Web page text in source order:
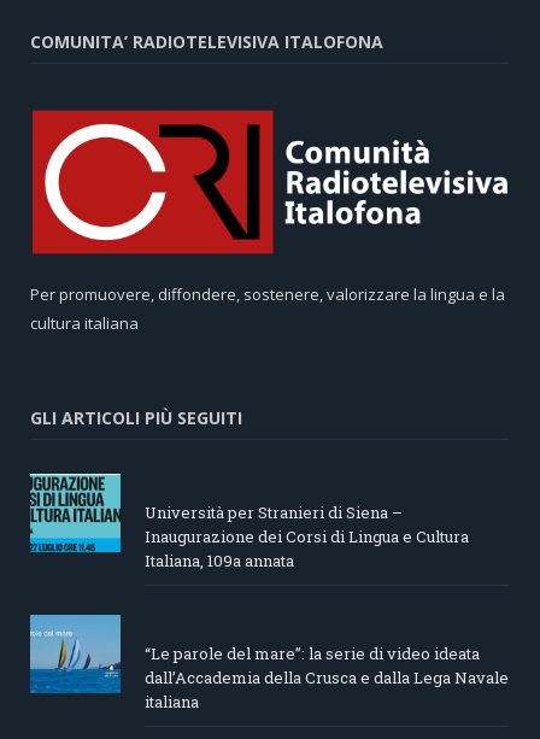
COMUNITA’ RADIOTELEVISIVA ITALOFONA
Per promuovere, diffondere, sostenere, valorizzare la lingua e la
cultura italiana
GLI ARTICOLI PIÙ SEGUITI
Università per Stranieri di Siena –
Inaugurazione dei Corsi di Lingua e Cultura
Italiana, 109a annata
“Le parole del mare”: la serie di video ideata
dall’Accademia della Crusca e dalla Lega Navale
italiana